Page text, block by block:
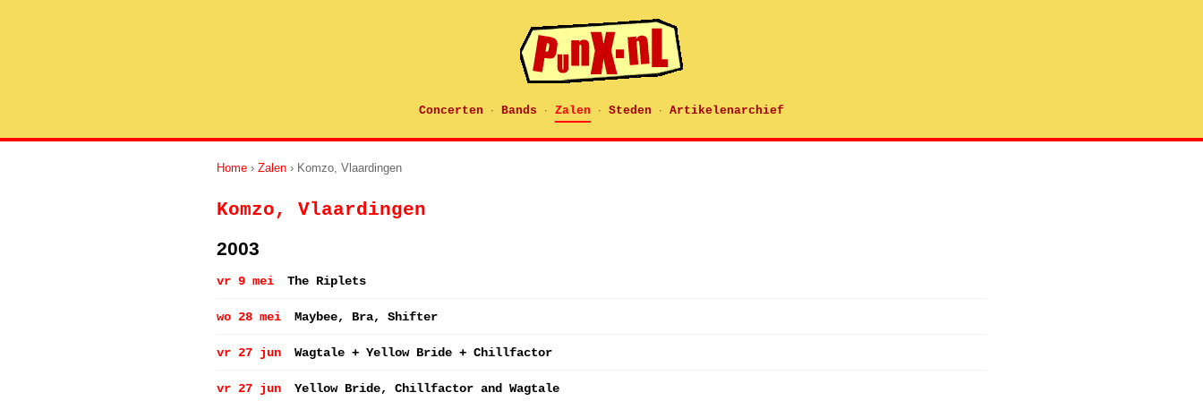
Concerten · Bands · Zalen · Steden · Artikelenarchief
Home › Zalen › Komzo, Vlaardingen
Komzo, Vlaardingen
2003
vr 9 mei The Riplets
wo 28 mei Maybee, Bra, Shifter
vr 27 jun Wagtale + Yellow Bride + Chillfactor
vr 27 jun Yellow Bride, Chillfactor and Wagtale